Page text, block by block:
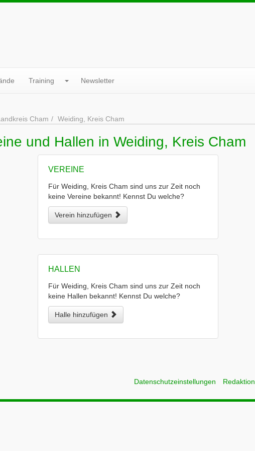
Training Newsletter
Cham Weiding, Kreis Cham
und Hallen in Weiding, Kreis Cham
VEREINE
Für Weiding, Kreis Cham sind uns zur Zeit noch
keine Vereine bekannt! Kennst Du welche?
Verein hinzufügen
HALLEN
Für Weiding, Kreis Cham sind uns zur Zeit noch
keine Hallen bekannt! Kennst Du welche?
Halle hinzufügen
Datenschutzeinstellungen Redaktion